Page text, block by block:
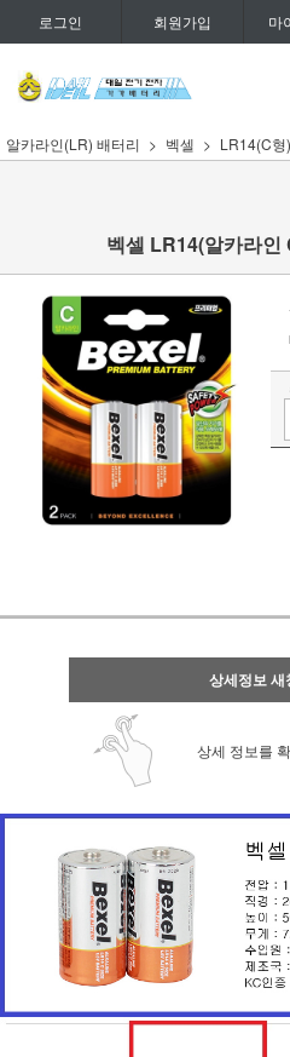
로그인 회원가입 마
알카라인(LR) 배터리 벡셀 LR14(C형)
벡셀 LR14(알카라인
상세정보 새
상세 정보를